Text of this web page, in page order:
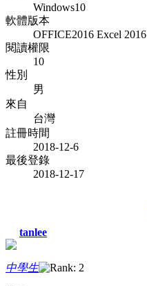
Windows10
軟體版本
OFFICE2016 Excel 2016
閱讀權限
10
性別
男
來自
台灣
註冊時間
2018-12-6
最後登錄
2018-12-17
tanlee
中學生